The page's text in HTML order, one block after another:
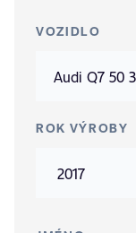
VOZIDLO
ROK VÝROBY